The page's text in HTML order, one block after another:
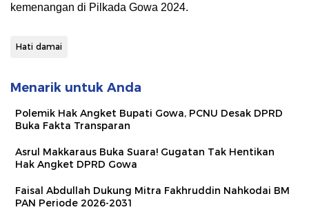
kemenangan di Pilkada Gowa 2024.
Hati damai
Menarik untuk Anda
Polemik Hak Angket Bupati Gowa, PCNU Desak DPRD
Buka Fakta Transparan
Asrul Makkaraus Buka Suara! Gugatan Tak Hentikan
Hak Angket DPRD Gowa
Faisal Abdullah Dukung Mitra Fakhruddin Nahkodai BM
PAN Periode 2026-2031